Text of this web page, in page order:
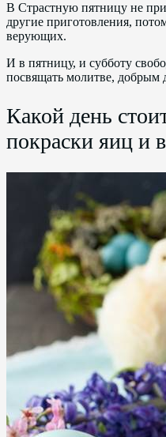
В Страстную пятницу не
другие приготовления,
верующих.
И в пятницу, и субботу
посвящать молитве, добрым
Какой день
покраски яиц и